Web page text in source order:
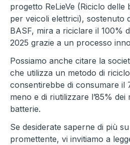
progetto ReLieVe (Riciclo delle
per veicoli elettrici), sostenuto
BASF, mira a riciclare il 100%
2025 grazie a un processo
Possiamo anche citare la
che utilizza un metodo di
consentirebbe di consumare il
meno e di riutilizzare l’85%
batterie.
Se desiderate saperne di più
promettente, vi invitiamo a